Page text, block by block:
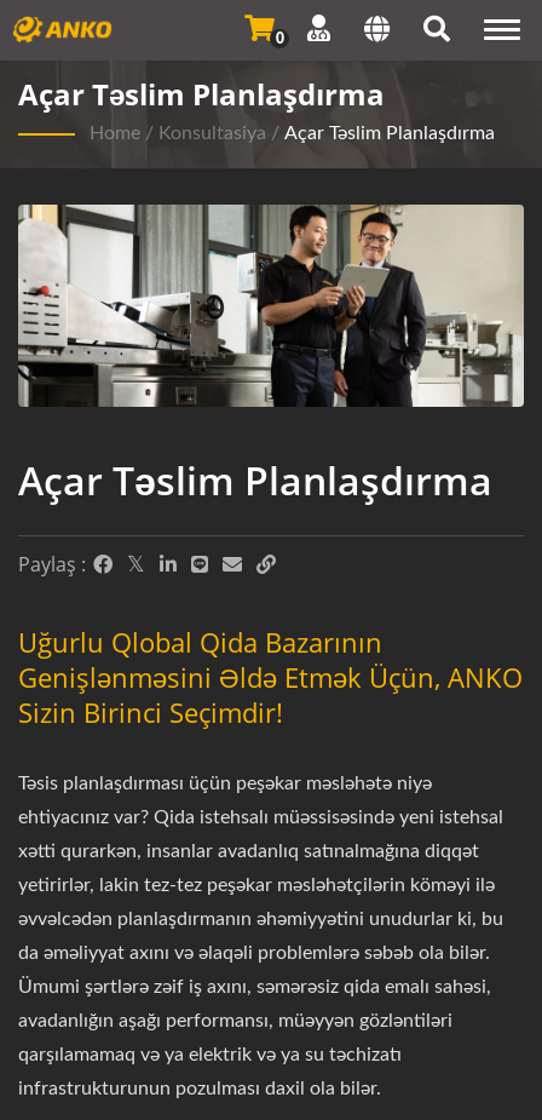
0
Açar Təslim Planlaşdırma
Home / Konsultasiya / Açar Təslim Planlaşdırma
Açar Təslim Planlaşdırma
Paylaş :
Uğurlu Qlobal Qida Bazarının
Genişlənməsini Əldə Etmək Üçün, ANKO
Sizin Birinci Seçimdir!
Təsis planlaşdırması üçün peşəkar məsləhətə niyə
ehtiyacınız var? Qida istehsalı müəssisəsində yeni istehsal
xətti qurarkən, insanlar avadanlıq satınalmağına diqqət
yetirirlər, lakin tez-tez peşəkar məsləhətçilərin köməyi ilə
əvvəlcədən planlaşdırmanın əhəmiyyətini unudurlar ki, bu
da əməliyyat axını və əlaqəli problemlərə səbəb ola bilər.
Ümumi şərtlərə zəif iş axını, səmərəsiz qida emalı sahəsi,
avadanlığın aşağı performansı, müəyyən gözləntiləri
qarşılamamaq və ya elektrik və ya su təchizatı
infrastrukturunun pozulması daxil ola bilər.